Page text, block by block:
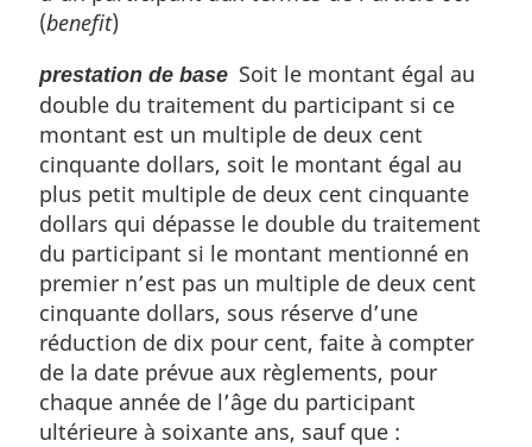
(benefit)
prestation de base Soit le montant égal au
double du traitement du participant si ce
montant est un multiple de deux cent
cinquante dollars, soit le montant égal au
plus petit multiple de deux cent cinquante
dollars qui dépasse le double du traitement
du participant si le montant mentionné en
premier n’est pas un multiple de deux cent
cinquante dollars, sous réserve d’une
réduction de dix pour cent, faite à compter
de la date prévue aux règlements, pour
chaque année de l’âge du participant
ultérieure à soixante ans, sauf que :